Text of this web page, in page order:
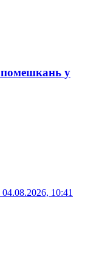
у
04.08.2026, 10:41